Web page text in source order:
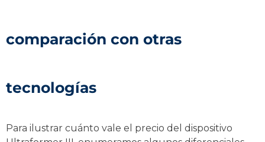
comparación con otras
tecnologías
Para ilustrar cuánto vale el precio del dispositivo